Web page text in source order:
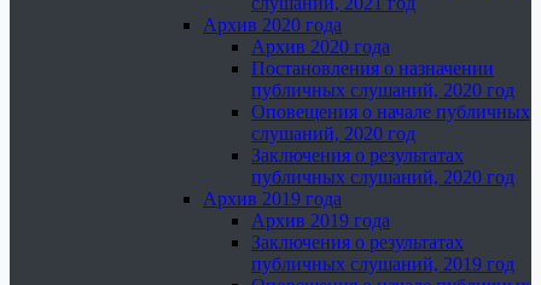
Архив 2020 года
Архив 2020 года
Постановления о назначении
публичных слушаний, 2020 год
Оповещения о начале публичных
слушаний, 2020 год
Заключения о результатах
публичных слушаний, 2020 год
Архив 2019 года
Архив 2019 года
Заключения о результатах
публичных слушаний, 2019 год